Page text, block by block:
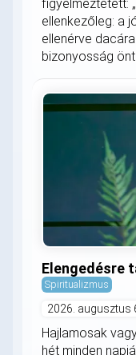
figyelmeztetett:
ellenkezőleg: a
ellenérve
bizonyosság
Elengedésre
Spiritualizmus
2026. augusztus
Hajlamosak
hét minden